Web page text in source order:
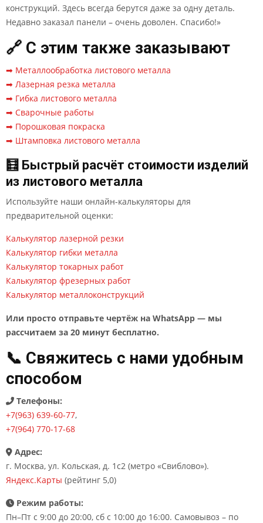
конструкций. Здесь всегда берутся даже за одну деталь.
Недавно заказал панели – очень доволен. Спасибо!»
🔗 С этим также заказывают
➡ Металлообработка листового металла
➡ Лазерная резка металла
➡ Гибка листового металла
➡ Сварочные работы
➡ Порошковая покраска
➡ Штамповка листового металла
🧮 Быстрый расчёт стоимости изделий
из листового металла
Используйте наши онлайн-калькуляторы для
предварительной оценки:
Калькулятор лазерной резки
Калькулятор гибки металла
Калькулятор токарных работ
Калькулятор фрезерных работ
Калькулятор металлоконструкций
Или просто отправьте чертёж на WhatsApp — мы
рассчитаем за 20 минут бесплатно.
📞 Свяжитесь с нами удобным
способом
Телефоны:
+7(963) 639-60-77,
+7(964) 770-17-68
Адрес:
г. Москва, ул. Кольская, д. 1с2 (метро «Свиблово»).
Яндекс.Карты (рейтинг 5,0)
Режим работы:
Пн–Пт с 9:00 до 20:00, сб с 10:00 до 16:00. Самовывоз – по